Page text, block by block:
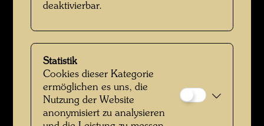
Das Manifest des Pintorariums
deaktivierbar.
Statistik
Cookies dieser Kategorie
ermöglichen es uns, die
Nutzung der Website
anonymisiert zu analysieren